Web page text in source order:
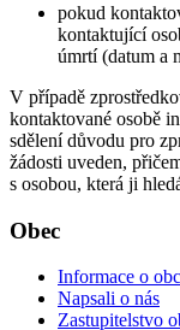
pokud
kontaktující
úmrtí (datum a
V případě
kontaktované osobě
sdělení důvodu pro
žádosti uveden,
s osobou, která ji
Obec
Informace o
Napsali o nás
Zastupitelstvo